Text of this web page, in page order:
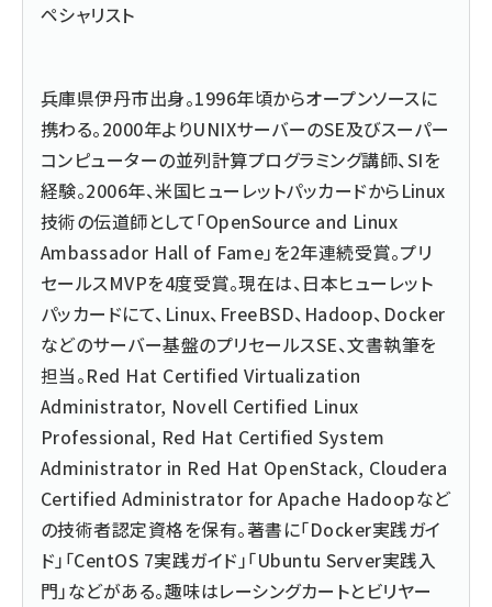
ペシャリスト
兵庫県伊丹市出身。1996年頃からオープンソースに
携わる。2000年よりUNIXサーバーのSE及びスーパー
コンピューターの並列計算プログラミング講師、SIを
経験。2006年、米国ヒューレットパッカードからLinux
技術の伝道師として「OpenSource and Linux
Ambassador Hall of Fame」を2年連続受賞。プリ
セールスMVPを4度受賞。現在は、日本ヒューレット
パッカードにて、Linux、FreeBSD、Hadoop、Docker
などのサーバー基盤のプリセールスSE、文書執筆を
担当。Red Hat Certified Virtualization
Administrator, Novell Certified Linux
Professional, Red Hat Certified System
Administrator in Red Hat OpenStack, Cloudera
Certified Administrator for Apache Hadoopなど
の技術者認定資格を保有。著書に「Docker実践ガイ
ド」「CentOS 7実践ガイド」「Ubuntu Server実践入
門」などがある。趣味はレーシングカートとビリヤー